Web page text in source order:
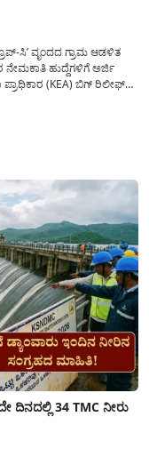
ಸಿ’ ವೃಂದದ ಗ್ರಾಮ ಆಡಳಿತ
ನೇಮಕಾತಿ ಹುದ್ದೆಗಳಿಗೆ ಅರ್ಜಿ
ಪ್ರಾಧಿಕಾರ (KEA) ಬಿಗ್ ರಿಲೀಫ್
ದಿನದಲ್ಲಿ 34 TMC ನೀರು